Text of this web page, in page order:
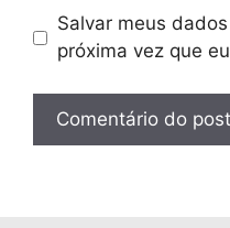
Salvar meus
próxima vez que